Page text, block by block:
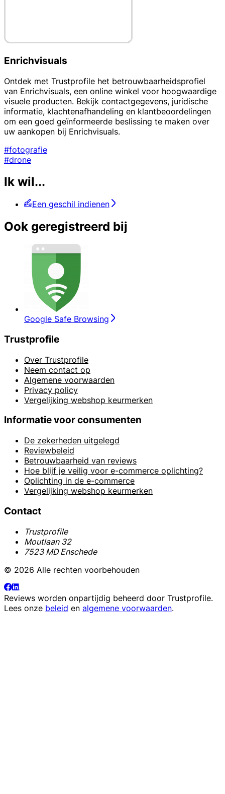
Enrichvisuals
Ontdek met Trustprofile het betrouwbaarheidsprofiel
van Enrichvisuals, een online winkel voor hoogwaardige
visuele producten. Bekijk contactgegevens, juridische
informatie, klachtenafhandeling en klantbeoordelingen
om een goed geïnformeerde beslissing te maken over
uw aankopen bij Enrichvisuals.
#fotografie
#drone
Ik wil...
Een geschil indienen
Ook geregistreerd bij
Google Safe Browsing
Trustprofile
Over Trustprofile
Neem contact op
Algemene voorwaarden
Privacy policy
Vergelijking webshop keurmerken
Informatie voor consumenten
De zekerheden uitgelegd
Reviewbeleid
Betrouwbaarheid van reviews
Hoe blijf je veilig voor e-commerce oplichting?
Oplichting in de e-commerce
Vergelijking webshop keurmerken
Contact
Trustprofile
Moutlaan 32
7523 MD Enschede
© 2026 Alle rechten voorbehouden
Reviews worden onpartijdig beheerd door Trustprofile.
Lees onze beleid en algemene voorwaarden.